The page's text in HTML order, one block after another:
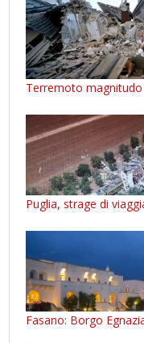
Terremoto
Puglia, strage di
Fasano: Borgo